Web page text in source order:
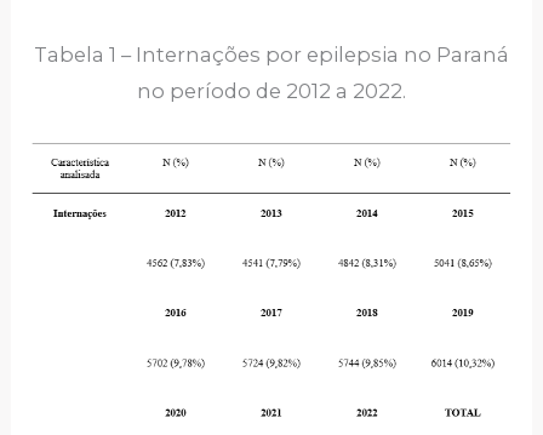
Tabela 1 – Internações por epilepsia no Paraná
no período de 2012 a 2022.